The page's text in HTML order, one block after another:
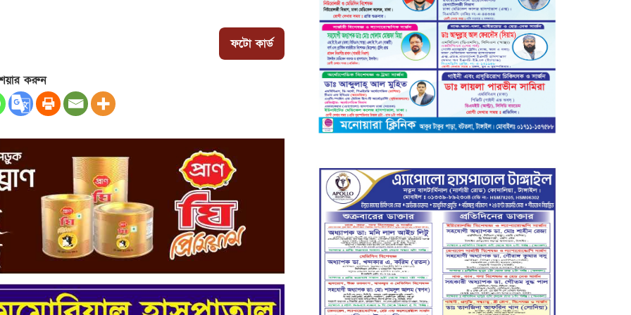
ফটো কার্ড
করুন